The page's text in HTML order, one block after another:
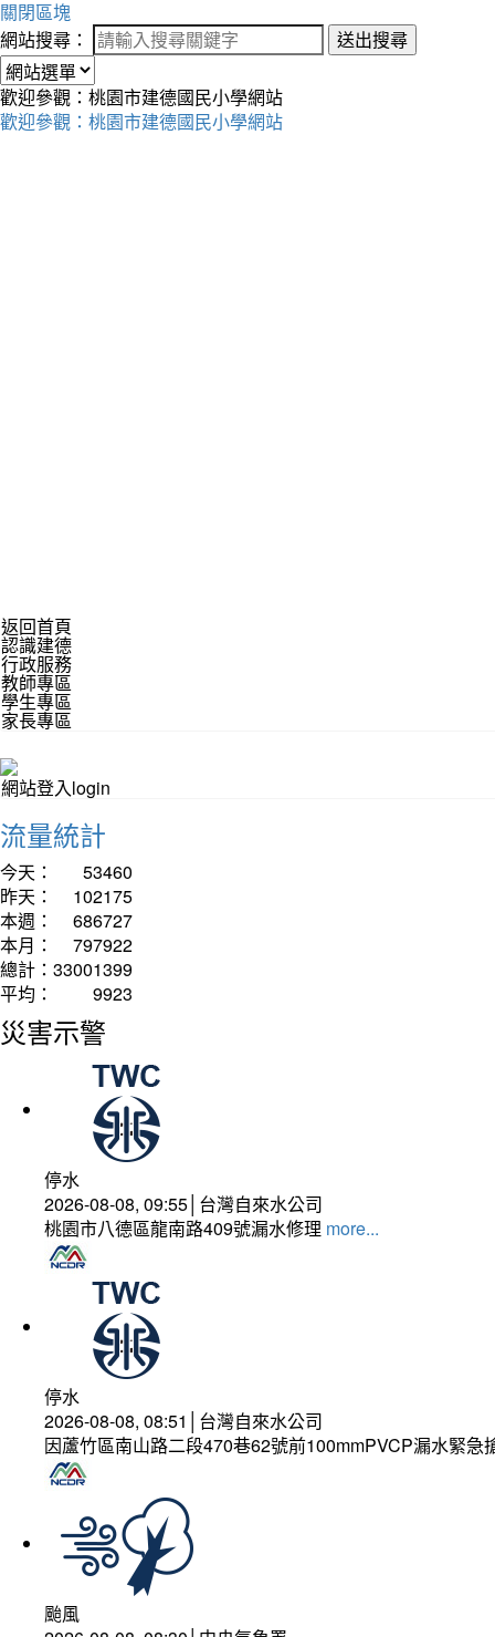
關閉區塊
網站搜尋：
送出搜尋
歡迎參觀：桃園市建德國民小學網站
歡迎參觀：桃園市建德國民小學網站
返回首頁
認識建德
行政服務
教師專區
學生專區
家長專區
網站登入login
流量統計
今天：
53460
昨天：
102175
本週：
686727
本月：
797922
總計： 33001399
平均：
9923
災害示警
停水
2026-08-08, 09:55│台灣自來水公司
桃園市八德區龍南路409號漏水修理 more...
停水
2026-08-08, 08:51│台灣自來水公司
因蘆竹區南山路二段470巷62號前100mmPVCP漏水緊急
颱風